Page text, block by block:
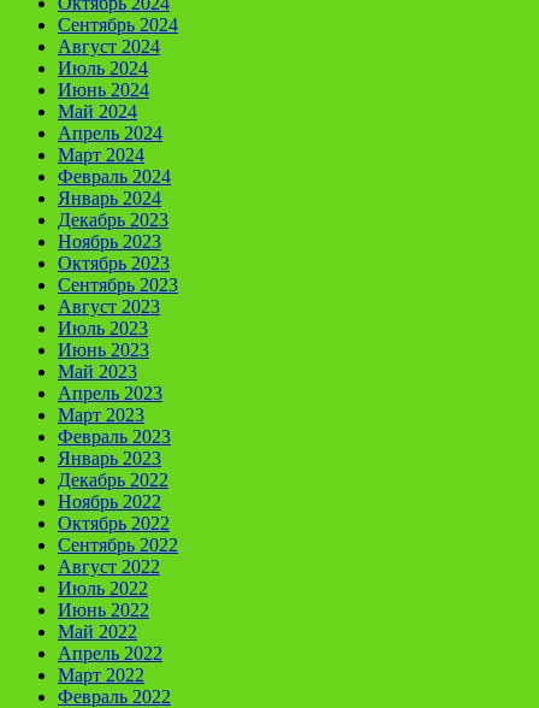
Сентябрь 2024
Август 2024
Июль 2024
Июнь 2024
Май 2024
Апрель 2024
Март 2024
Февраль 2024
Январь 2024
Декабрь 2023
Ноябрь 2023
Октябрь 2023
Сентябрь 2023
Август 2023
Июль 2023
Июнь 2023
Май 2023
Апрель 2023
Март 2023
Февраль 2023
Январь 2023
Декабрь 2022
Ноябрь 2022
Октябрь 2022
Сентябрь 2022
Август 2022
Июль 2022
Июнь 2022
Май 2022
Апрель 2022
Март 2022
Февраль 2022